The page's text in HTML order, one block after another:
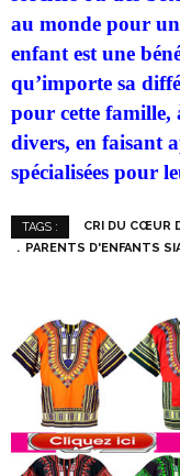
au monde pour
enfant est une
qu’importe sa
pour cette famille,
divers, en faisant
spécialisées pour
TAGS : CRI DU CŒUR
PARENTS D'ENFANTS